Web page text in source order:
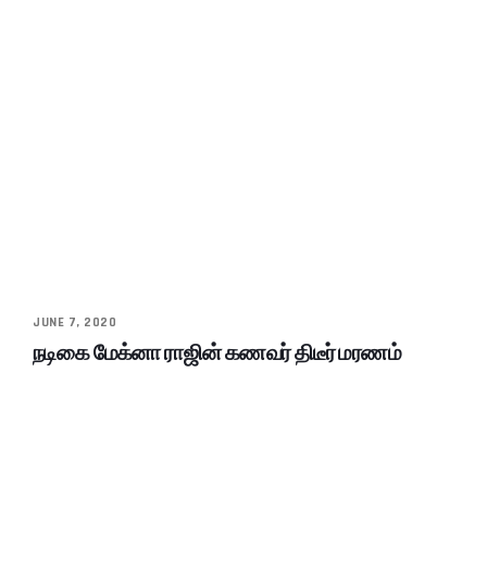
JUNE 7, 2020
நடிகை மேக்னா ராஜின் கணவர் திடீர் மரணம்